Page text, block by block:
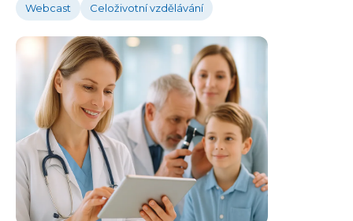
Webcast Celoživotní vzdělávání